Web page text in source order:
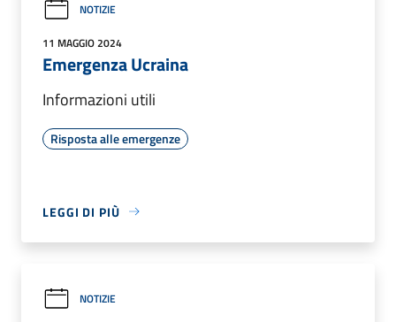
NOTIZIE
11 MAGGIO 2024
Emergenza Ucraina
Informazioni utili
Risposta alle emergenze
LEGGI DI PIÙ
NOTIZIE